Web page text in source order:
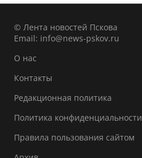
© Лента новостей Пскова
Email: info@news-pskov.ru
О нас
Контакты
Редакционная политика
Политика конфиденциальности
Правила пользования сайтом